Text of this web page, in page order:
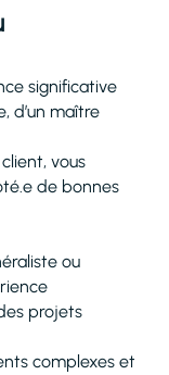
significative
d’un maître
vous
de bonnes
ou
projets
complexes et